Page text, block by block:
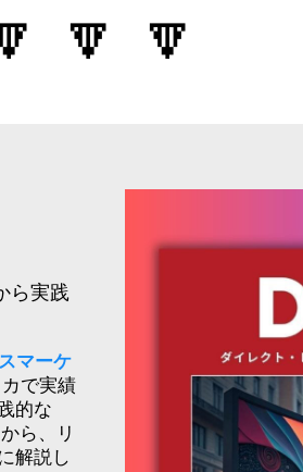
🔽 🔽
ら実践
マーケ
で実績
的な
ら、リ
解説し